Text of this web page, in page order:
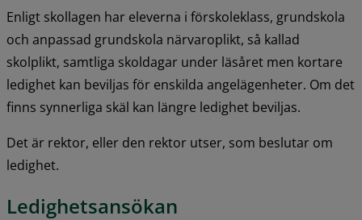
Enligt skollagen har eleverna i förskoleklass, grundskola
och anpassad grundskola närvaroplikt, så kallad
skolplikt, samtliga skoldagar under läsåret men kortare
ledighet kan beviljas för enskilda angelägenheter. Om det
finns synnerliga skäl kan längre ledighet beviljas.
Det är rektor, eller den rektor utser, som beslutar om
ledighet.
Ledighetsansökan